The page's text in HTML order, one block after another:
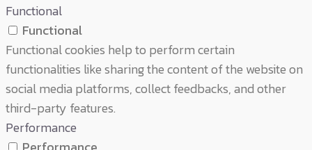
Functional
Functional
Functional cookies help to perform certain
functionalities like sharing the content of the website on
social media platforms, collect feedbacks, and other
third-party features.
Performance